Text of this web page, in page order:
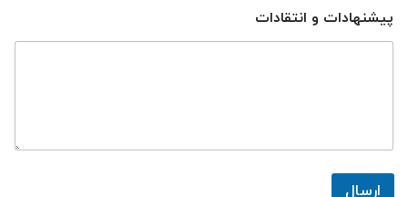
پیشنهادات و انتقادات
ارسال